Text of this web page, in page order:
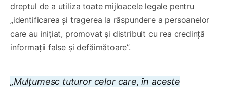
dreptul de a utiliza toate mijloacele legale pentru
„identificarea și tragerea la răspundere a persoanelor
care au inițiat, promovat și distribuit cu rea credință
informații false și defăimătoare”.
„Mulțumesc tuturor celor care, în aceste